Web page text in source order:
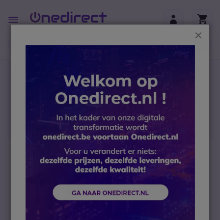
Toggle
Nav
btw)
Headsets
Draadloze headsets
Voor PC en mobiele telefoons
Logitech Zone 305 UC Draadloze Headset